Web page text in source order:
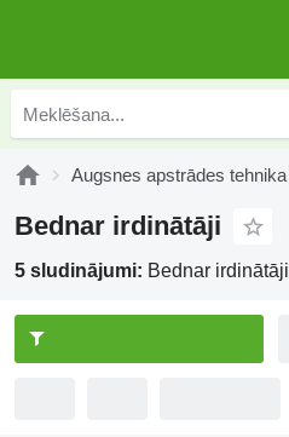
Augsnes apstrādes tehnika
Bednar irdinātāji
5 sludinājumi: Bednar irdinātāji